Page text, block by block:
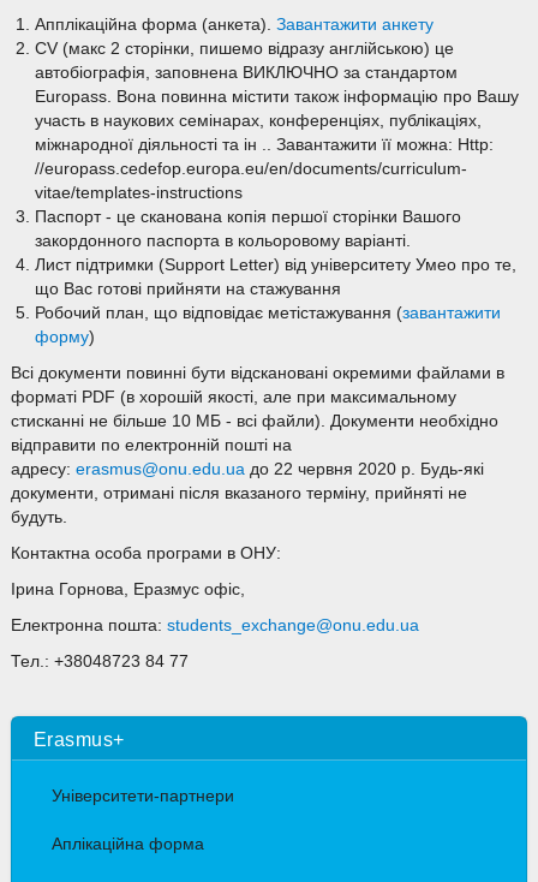
Апплікаційна форма (анкета). Завантажити анкету
CV (макс 2 сторінки, пишемо відразу англійською) це
автобіографія, заповнена ВИКЛЮЧНО за стандартом
Europass. Вона повинна містити також інформацію про Вашу
участь в наукових семінарах, конференціях, публікаціях,
міжнародної діяльності та ін .. Завантажити її можна: Http:
//europass.cedefop.europa.eu/en/documents/curriculum-
vitae/templates-instructions
Паспорт - це сканована копія першої сторінки Вашого
закордонного паспорта в кольоровому варіанті.
Лист підтримки (Support Letter) від університету Умео про те,
що Вас готові прийняти на стажування
Робочий план, що відповідає метістажування (завантажити
форму)
Всі документи повинні бути відскановані окремими файлами в
форматі PDF (в хорошій якості, але при максимальному
стисканні не більше 10 МБ - всі файли). Документи необхідно
відправити по електронній пошті на
адресу: erasmus@onu.edu.uaдо 22 червня 2020 р. Будь-які
документи, отримані після вказаного терміну, прийняті не
будуть.
Контактна особа програми в ОНУ:
Ірина Горнова, Еразмус офіс,
Електронна пошта: students_exchange@onu.edu.ua
Тел.: +38048723 84 77
Erasmus+
Університети-партнери
Аплікаційна форма